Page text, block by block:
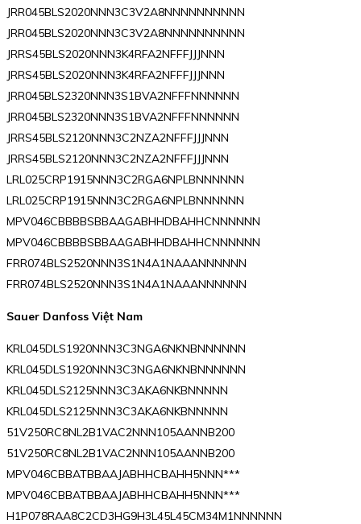
JRR045BLS2020NNN3C3V2A8NNNNNNNNNN
JRR045BLS2020NNN3C3V2A8NNNNNNNNNN
JRRS45BLS2020NNN3K4RFA2NFFFJJJNNN
JRRS45BLS2020NNN3K4RFA2NFFFJJJNNN
JRR045BLS2320NNN3S1BVA2NFFFNNNNNN
JRR045BLS2320NNN3S1BVA2NFFFNNNNNN
JRRS45BLS2120NNN3C2NZA2NFFFJJJNNN
JRRS45BLS2120NNN3C2NZA2NFFFJJJNNN
LRL025CRP1915NNN3C2RGA6NPLBNNNNNN
LRL025CRP1915NNN3C2RGA6NPLBNNNNNN
MPV046CBBBBSBBAAGABHHDBAHHCNNNNNN
MPV046CBBBBSBBAAGABHHDBAHHCNNNNNN
FRR074BLS2520NNN3S1N4A1NAAANNNNNN
FRR074BLS2520NNN3S1N4A1NAAANNNNNN
Sauer Danfoss Việt Nam
KRL045DLS1920NNN3C3NGA6NKNBNNNNNN
KRL045DLS1920NNN3C3NGA6NKNBNNNNNN
KRL045DLS2125NNN3C3AKA6NKBNNNNN
KRL045DLS2125NNN3C3AKA6NKBNNNNN
51V250RC8NL2B1VAC2NNN105AANNB200
51V250RC8NL2B1VAC2NNN105AANNB200
MPV046CBBATBBAAJABHHCBAHH5NNN***
MPV046CBBATBBAAJABHHCBAHH5NNN***
H1P078RAA8C2CD3HG9H3L45L45CM34M1NNNNNN